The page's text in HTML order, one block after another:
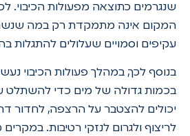
שנגרמים כתוצאה מפעולות הכיבוי.
המקום אינה מתמקדת רק במה
עקיפים וסמויים שעלולים להתגלות
בנוסף לכך, במהלך פעולות הכיבוי
בכמות גדולה של מים כדי להשתלט
יכולים להצטבר על הרצפה, לחדור
לריצוף ולגרום לנזקי רטיבות.